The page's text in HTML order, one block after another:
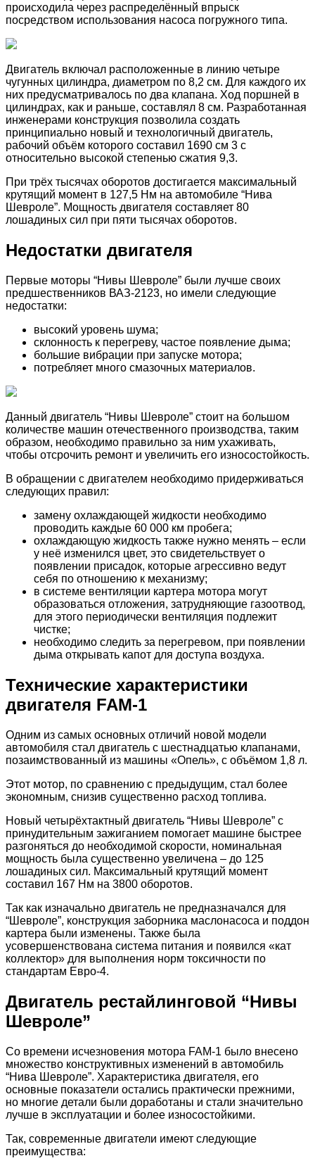
происходила через распределённый впрыск
посредством использования насоса погружного типа.
Двигатель включал расположенные в линию четыре
чугунных цилиндра, диаметром по 8,2 см. Для каждого их
них предусматривалось по два клапана. Ход поршней в
цилиндрах, как и раньше, составлял 8 см. Разработанная
инженерами конструкция позволила создать
принципиально новый и технологичный двигатель,
рабочий объём которого составил 1690 см 3 с
относительно высокой степенью сжатия 9,3.
При трёх тысячах оборотов достигается максимальный
крутящий момент в 127,5 Нм на автомобиле “Нива
Шевроле”. Мощность двигателя составляет 80
лошадиных сил при пяти тысячах оборотов.
Недостатки двигателя
Первые моторы “Нивы Шевроле” были лучше своих
предшественников ВАЗ-2123, но имели следующие
недостатки:
высокий уровень шума;
склонность к перегреву, частое появление дыма;
большие вибрации при запуске мотора;
потребляет много смазочных материалов.
Данный двигатель “Нивы Шевроле” стоит на большом
количестве машин отечественного производства, таким
образом, необходимо правильно за ним ухаживать,
чтобы отсрочить ремонт и увеличить его износостойкость.
В обращении с двигателем необходимо придерживаться
следующих правил:
замену охлаждающей жидкости необходимо
проводить каждые 60 000 км пробега;
охлаждающую жидкость также нужно менять – если
у неё изменился цвет, это свидетельствует о
появлении присадок, которые агрессивно ведут
себя по отношению к механизму;
в системе вентиляции картера мотора могут
образоваться отложения, затрудняющие газоотвод,
для этого периодически вентиляция подлежит
чистке;
необходимо следить за перегревом, при появлении
дыма открывать капот для доступа воздуха.
Технические характеристики
двигателя FAM-1
Одним из самых основных отличий новой модели
автомобиля стал двигатель с шестнадцатью клапанами,
позаимствованный из машины «Опель», с объёмом 1,8 л.
Этот мотор, по сравнению с предыдущим, стал более
экономным, снизив существенно расход топлива.
Новый четырёхтактный двигатель “Нивы Шевроле” с
принудительным зажиганием помогает машине быстрее
разгоняться до необходимой скорости, номинальная
мощность была существенно увеличена – до 125
лошадиных сил. Максимальный крутящий момент
составил 167 Нм на 3800 оборотов.
Так как изначально двигатель не предназначался для
“Шевроле”, конструкция заборника маслонасоса и поддон
картера были изменены. Также была
усовершенствована система питания и появился «кат
коллектор» для выполнения норм токсичности по
стандартам Евро-4.
Двигатель рестайлинговой “Нивы
Шевроле”
Со времени исчезновения мотора FAM-1 было внесено
множество конструктивных изменений в автомобиль
“Нива Шевроле”. Характеристика двигателя, его
основные показатели остались практически прежними,
но многие детали были доработаны и стали значительно
лучше в эксплуатации и более износостойкими.
Так, современные двигатели имеют следующие
преимущества: